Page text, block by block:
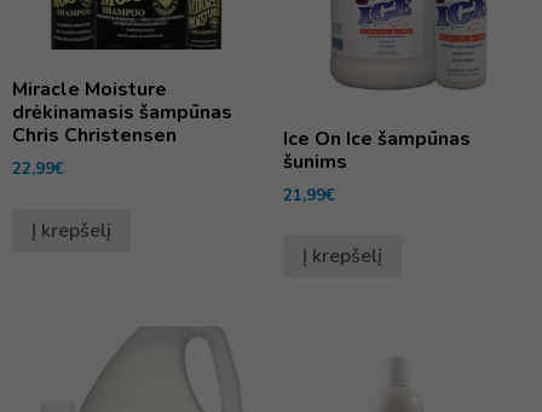
Miracle Moisture
drėkinamasis šampūnas
Chris Christensen
22,99€
Į krepšelį
Ice On Ice šampūnas
šunims
21,99€
Į krepšelį